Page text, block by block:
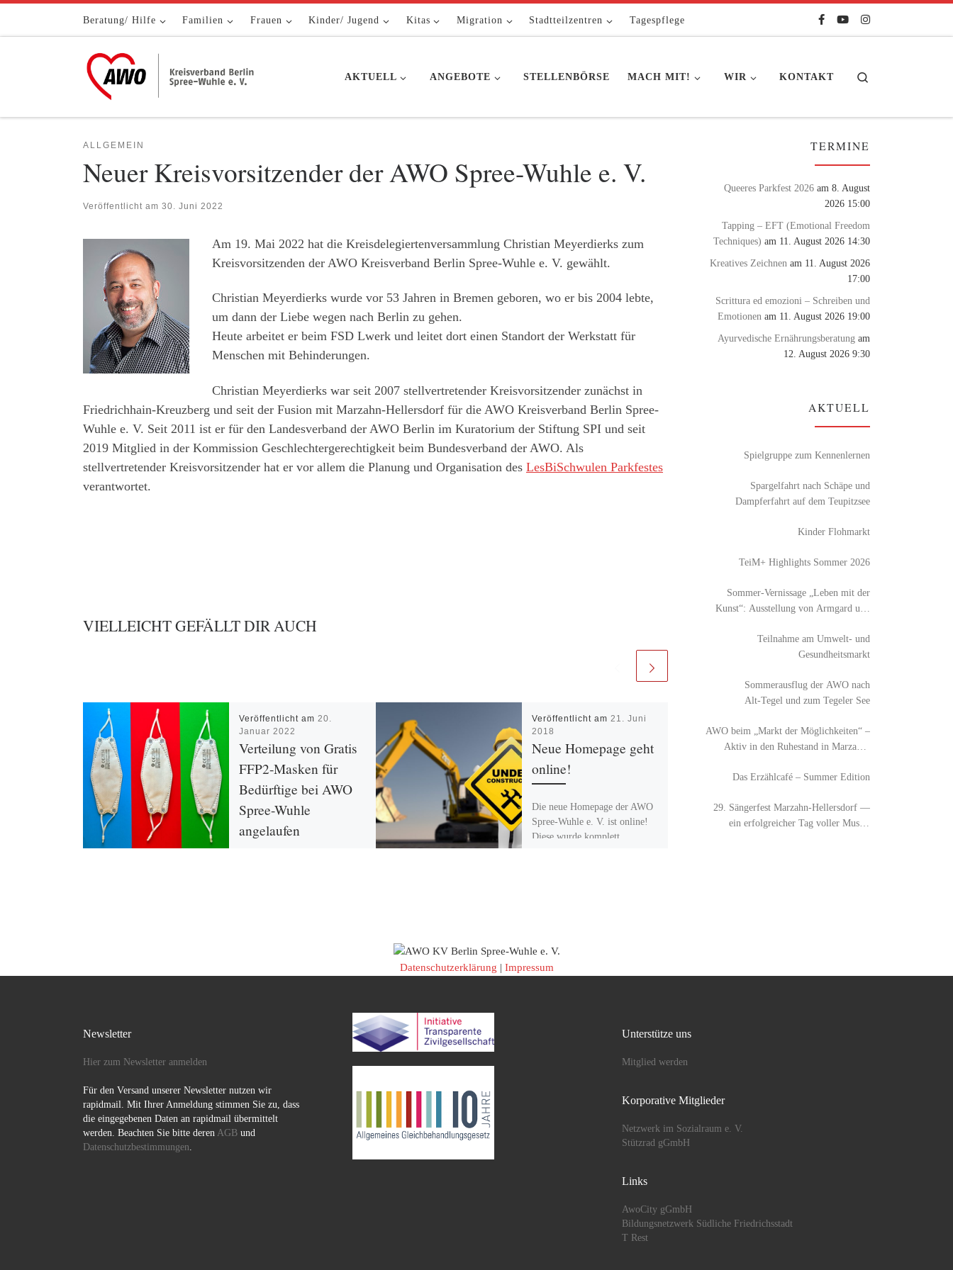
Zum Inhalt springenBeratung/ Hilfe Familien Frauen Kinder/ Jugend Kitas Migration Stadtteilzentren Tagespflege
AKTUELL ANGEBOTE STELLENBÖRSE MACH MIT! WIR KONTAKT
ALLGEMEIN
Neuer Kreisvorsitzender der AWO Spree-Wuhle e. V.
Veröffentlicht am 30. Juni 2022
Am 19. Mai 2022 hat die Kreisdelegiertenversammlung Christian Meyerdierks zum
Kreisvorsitzenden der AWO Kreisverband Berlin Spree-Wuhle e. V. gewählt.
Christian Meyerdierks wurde vor 53 Jahren in Bremen geboren, wo er bis 2004 lebte,
um dann der Liebe wegen nach Berlin zu gehen.
Heute arbeitet er beim FSD Lwerk und leitet dort einen Standort der Werkstatt für
Menschen mit Behinderungen.
Christian Meyerdierks war seit 2007 stellvertretender Kreisvorsitzender zunächst in
Friedrichhain-Kreuzberg und seit der Fusion mit Marzahn-Hellersdorf für die AWO Kreisverband Berlin Spree-
Wuhle e. V. Seit 2011 ist er für den Landesverband der AWO Berlin im Kuratorium der Stiftung SPI und seit
2019 Mitglied in der Kommission Geschlechtergerechtigkeit beim Bundesverband der AWO. Als
stellvertretender Kreisvorsitzender hat er vor allem die Planung und Organisation des LesBiSchwulen Parkfestes
verantwortet.
VIELLEICHT GEFÄLLT DIR AUCH
Veröffentlicht am 20.
Januar 2022
Verteilung von Gratis
FFP2-Masken für
Bedürftige bei AWO
Spree-Wuhle
angelaufen
Veröffentlicht am 21. Juni
2018
Neue Homepage geht
online!
Die neue Homepage der AWO
Spree-Wuhle e. V. ist online!
Diese wurde komplett
November 2019
100 Jahre AWO –
Wir wollen erreichen, dass der
TV-L, der Tarifvertrag der
TERMINE
Queeres Parkfest 2026 am 8. August
2026 15:00
Tapping – EFT (Emotional Freedom
Techniques) am 11. August 2026 14:30
Kreatives Zeichnen am 11. August 2026
17:00
Scrittura ed emozioni – Schreiben und
Emotionen am 11. August 2026 19:00
Ayurvedische Ernährungsberatung am
12. August 2026 9:30
AKTUELL
Spielgruppe zum Kennenlernen
Spargelfahrt nach Schäpe und
Dampferfahrt auf dem Teupitzsee
Kinder Flohmarkt
TeiM+ Highlights Sommer 2026
Sommer-Vernissage „Leben mit der
Kunst“: Ausstellung von Armgard und
Teilnahme am Umwelt- und
Gesundheitsmarkt
Sommerausflug der AWO nach
Alt‑Tegel und zum Tegeler See
AWO beim „Markt der Möglichkeiten“ –
Aktiv in den Ruhestand in Marzahn-
Das Erzählcafé – Summer Edition
29. Sängerfest Marzahn-Hellersdorf —
ein erfolgreicher Tag voller Musik,
Datenschutzerklärung | Impressum
Newsletter
Hier zum Newsletter anmelden
Für den Versand unserer Newsletter nutzen wir
rapidmail. Mit Ihrer Anmeldung stimmen Sie zu, dass
die eingegebenen Daten an rapidmail übermittelt
werden. Beachten Sie bitte deren AGB und
Datenschutzbestimmungen.
Unterstütze uns
Mitglied werden
Korporative Mitglieder
Netzwerk im Sozialraum e. V.
Stützrad gGmbH
Links
AwoCity gGmbH
Bildungsnetzwerk Südliche Friedrichsstadt
T Rest